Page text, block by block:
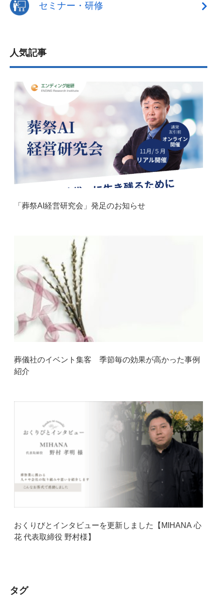
セミナー・研修
人気記事
「葬祭AI経営研究会」発足のお知らせ
葬儀社のイベント集客 季節毎の効果が高かった事例
紹介
おくりびとインタビューを更新しました【MIHANA 心
花 代表取締役 野村様】
タグ